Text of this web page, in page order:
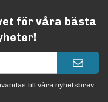
för våra bästa
till våra nyhetsbrev.